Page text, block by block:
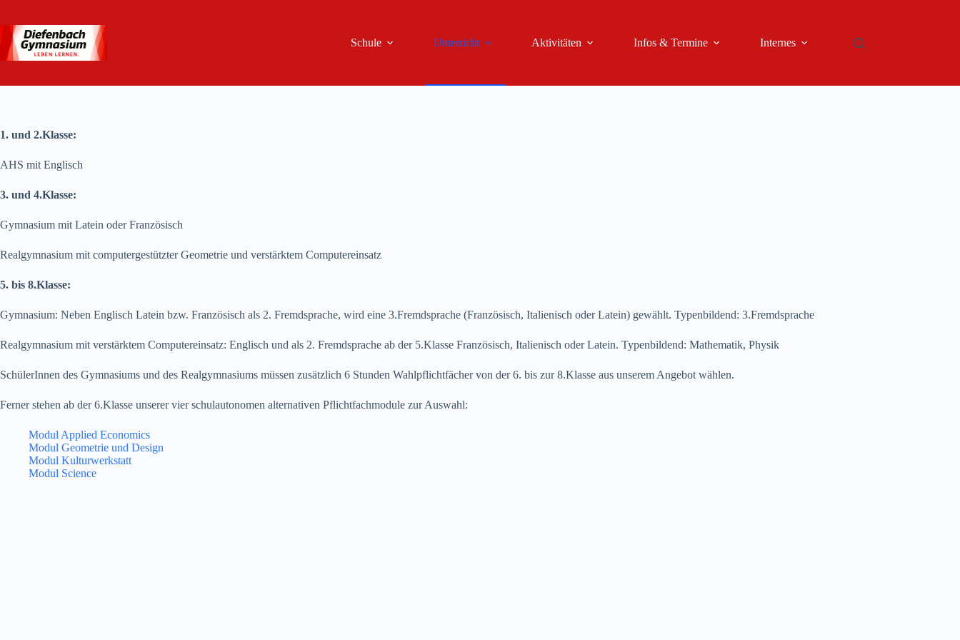
springen
Schule
Unterricht Aktivitäten Infos & Termine Internes
1. und 2.Klasse:
AHS mit Englisch
3. und 4.Klasse:
Gymnasium mit Latein oder Französisch
Realgymnasium mit computergestützter Geometrie und verstärktem Computereinsatz
5. bis 8.Klasse:
Gymnasium: Neben Englisch Latein bzw. Französisch als 2. Fremdsprache, wird eine 3.Fremdsprache (Französisch, Italienisch oder Latein) gewählt. Typenbildend: 3.Fremdsprache
Realgymnasium mit verstärktem Computereinsatz: Englisch und als 2. Fremdsprache ab der 5.Klasse Französisch, Italienisch oder Latein. Typenbildend: Mathematik, Physik
SchülerInnen des Gymnasiums und des Realgymnasiums müssen zusätzlich 6 Stunden Wahlpflichtfächer von der 6. bis zur 8.Klasse aus unserem Angebot wählen.
Ferner stehen ab der 6.Klasse unserer vier schulautonomen alternativen Pflichtfachmodule zur Auswahl:
Modul Applied Economics
Modul Geometrie und Design
Modul Kulturwerkstatt
Modul Science